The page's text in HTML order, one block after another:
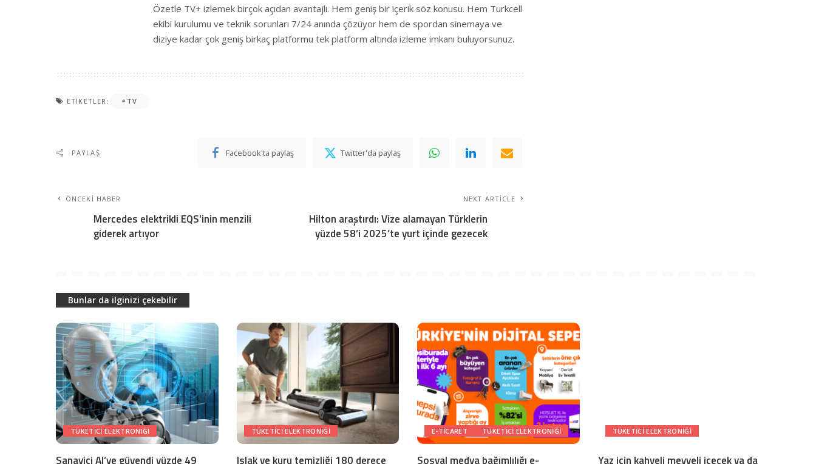
Özetle TV+ izlemek birçok açıdan avantajlı. Hem geniş bir içerik söz konusu. Hem Turkcell
ekibi kurulumu ve teknik sorunları 7/24 anında çözüyor hem de spordan sinemaya ve
diziye kadar çok geniş birkaç platformu tek platform altında izleme imkanı buluyorsunuz.
ETIKETLER: TV
PAYLAŞ Facebook'ta paylaş Twitter'da paylaş
ÖNCEKI HABER
Mercedes elektrikli EQS’inin menzili
giderek artıyor
NEXT ARTICLE
Hilton araştırdı: Vize alamayan Türklerin
yüzde 58’i 2025’te yurt içinde gezecek
Bunlar da ilginizi çekebilir
TÜKETICI ELEKTRONIĞI
Sanayici AI’ye güvendi yüzde 49
TÜKETICI ELEKTRONIĞI
Islak ve kuru temizliği 180 derece
E-TICARET TÜKETICI ELEKTRONIĞI
Sosyal medya bağımlılığı e-
TÜKETICI ELEKTRONIĞI
Yaz için kahveli meyveli içecek ya da